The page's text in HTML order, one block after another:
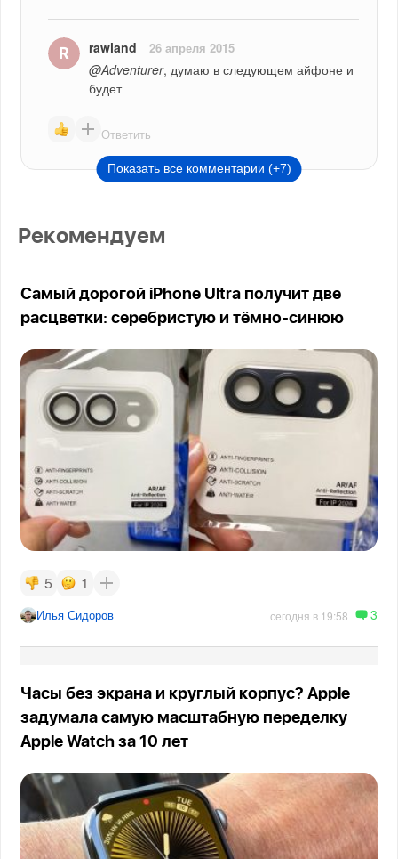
rawland 26 апреля 2015
@Adventurer, думаю в следующем айфоне и
будет
Ответить
Показать все комментарии (+7)
Рекомендуем
Самый дорогой iPhone Ultra получит две
расцветки: серебристую и тёмно-синюю
5 1
Илья Сидоров сегодня в 19:58 3
Часы без экрана и круглый корпус? Apple
задумала самую масштабную переделку
Apple Watch за 10 лет